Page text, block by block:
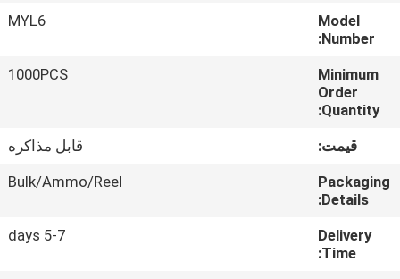
نمایش
واقعیت
مجازی
درباره
کارخانه
Model
Number:
MYL6
Minimum
Order
Quantity:
1000PCS
قیمت:
قابل مذاکره
Packaging
Details:
Bulk/Ammo/Reel
Delivery
Time:
5-7 days